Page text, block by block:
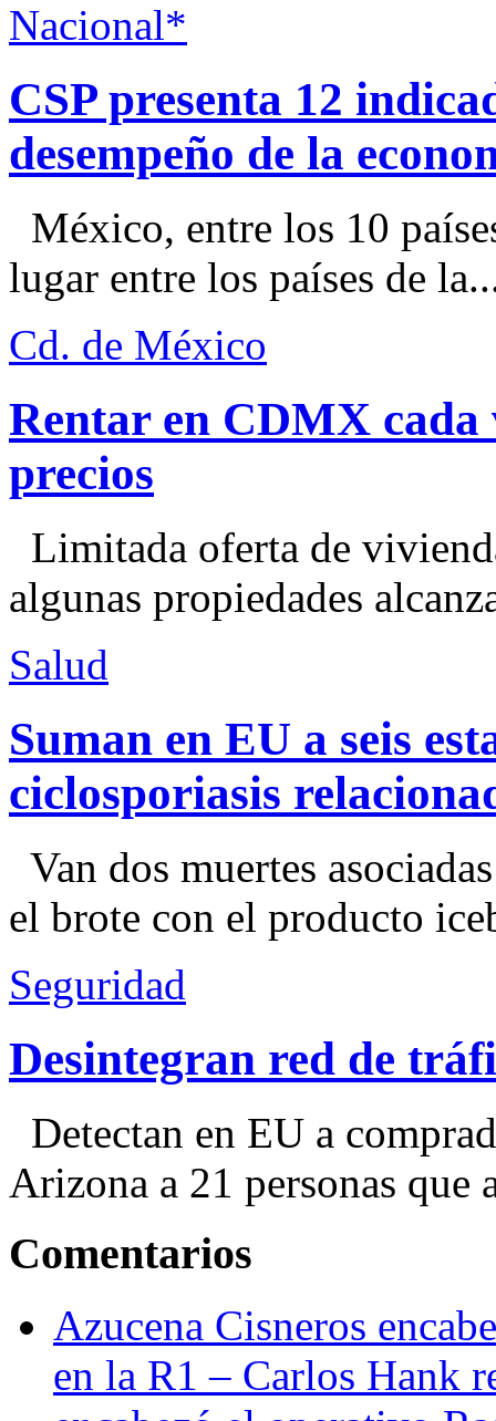
Nacional*
CSP presenta 12
desempeño de la
México, entre los 10
lugar entre los países de
Cd. de México
Rentar en CDMX cada
precios
Limitada oferta de
algunas propiedades
Salud
Suman en EU a seis
ciclosporiasis
Van dos muertes
el brote con el producto
Seguridad
Desintegran red de
Detectan en EU a
Arizona a 21 personas que
Comentarios
Azucena Cisneros
en la R1 – Carlos Hank